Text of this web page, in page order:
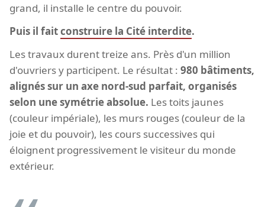
grand, il installe le centre du pouvoir.
Puis il faitconstruire la Cité interdite.
Les travaux durent treize ans. Près d'un million
d'ouvriers y participent. Le résultat : 980 bâtiments,
alignés sur un axe nord-sud parfait, organisés
selon une symétrie absolue. Les toits jaunes
(couleur impériale), les murs rouges (couleur de la
joie et du pouvoir), les cours successives qui
éloignent progressivement le visiteur du monde
extérieur.